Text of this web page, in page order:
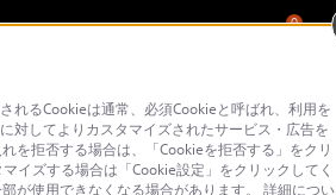
0
検索
れるCookieは通常、必須Cookieと呼ばれ、利用を
対してよりカスタマイズされたサービス・広告を
を拒否する場合は、「Cookieを拒否する」をクリ
イズする場合は「Cookie設定」をクリックしてく
が使用できなくなる場合があります。 詳細につい